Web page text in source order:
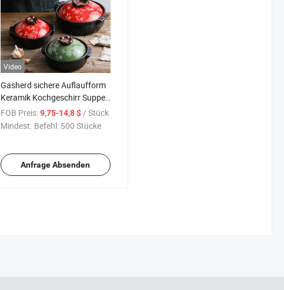
Video
Gasherd sichere Auflaufform
Keramik Kochgeschirr Suppen
Eintopf Topf mit Deckel
FOB Preis: 9,75-14,8 $ / Stück
Mindest. Befehl: 500 Stücke
Anfrage Absenden